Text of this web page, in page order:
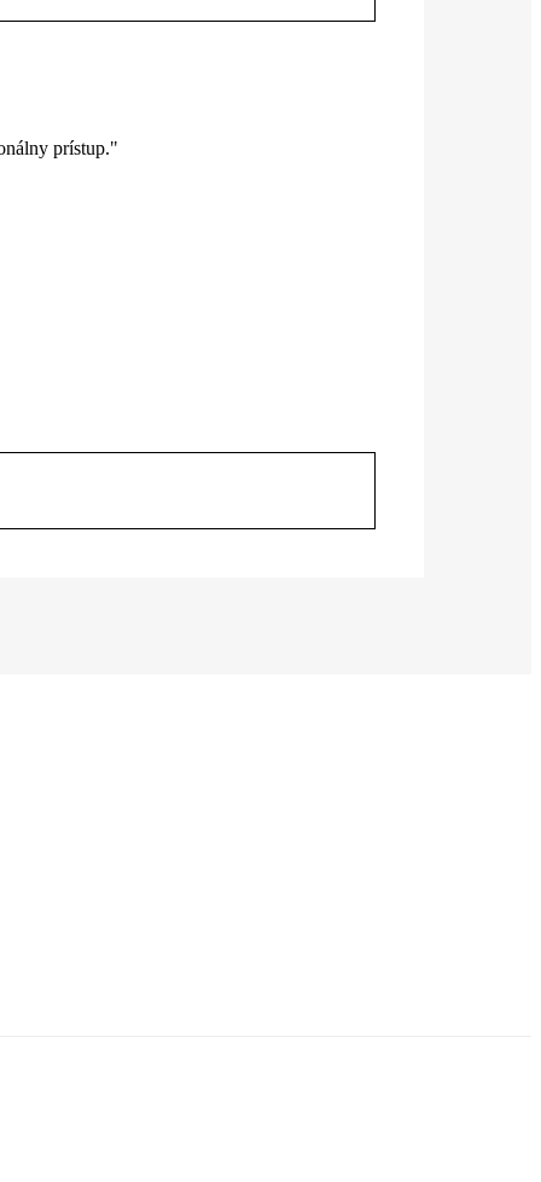
prístup."